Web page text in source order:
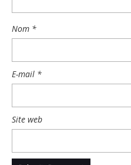
Nom *
E-mail *
Site web